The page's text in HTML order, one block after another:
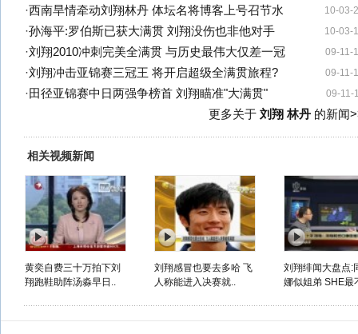
10-03-
·西南旱情牵动刘翔林丹 体坛名将博客上号召节水
10-03-
·孙海平:罗伯斯已获大满贯 刘翔没伤也非他对手
09-11-
·刘翔2010冲刺完美全满贯 与历史最伟大仅差一冠
09-11-
·刘翔冲击亚锦赛三冠王 将开启超级全满贯旅程?
09-11-
·田径亚锦赛中日两强争榜首 刘翔瞄准"大满贯"
更多关于 刘翔 林丹的新闻
相关视频新闻
黄奕自费三十万拍下刘
翔跑鞋助阵汤淼早日..
刘翔感冒也要去多哈 飞
人称能进入决赛就..
刘翔绯闻大盘点:
娜似姐弟 SHE最